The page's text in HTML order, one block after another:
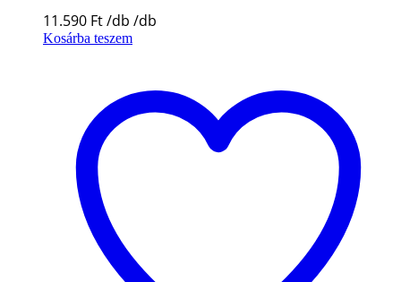
11.590 Ft
Kosárba teszem